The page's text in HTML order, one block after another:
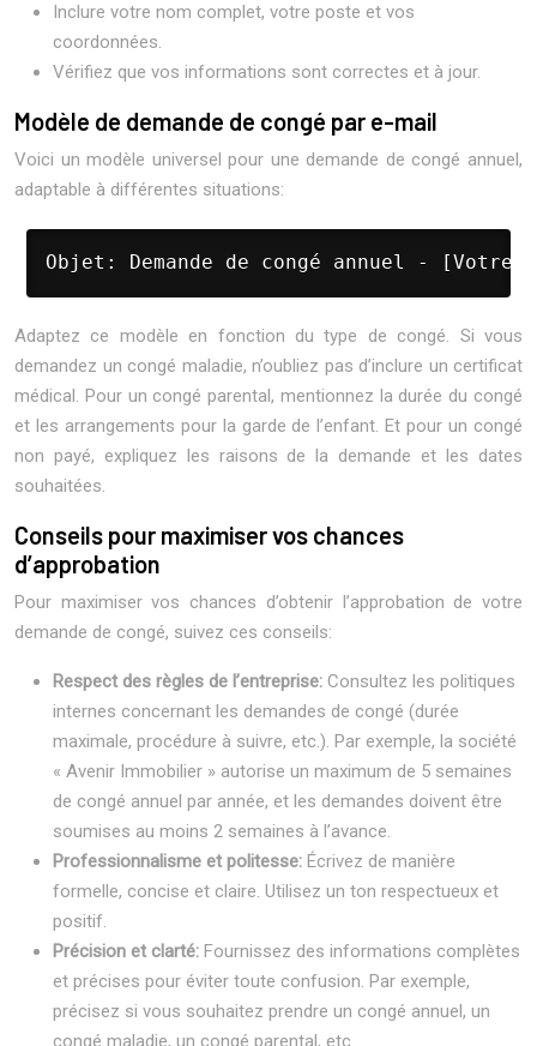
Inclure votre nom complet, votre poste et vos
coordonnées.
Vérifiez que vos informations sont correctes et à jour.
Modèle de demande de congé par e-mail
Voici un modèle universel pour une demande de congé annuel,
adaptable à différentes situations:
Objet: Demande de congé annuel -
Adaptez ce modèle en fonction du type de congé. Si vous
demandez un congé maladie, n’oubliez pas d’inclure un certificat
médical. Pour un congé parental, mentionnez la durée du congé
et les arrangements pour la garde de l’enfant. Et pour un congé
non payé, expliquez les raisons de la demande et les dates
souhaitées.
Conseils pour maximiser vos chances
d’approbation
Pour maximiser vos chances d’obtenir l’approbation de votre
demande de congé, suivez ces conseils:
Respect des règles de l’entreprise: Consultez les politiques
internes concernant les demandes de congé (durée
maximale, procédure à suivre, etc.). Par exemple, la société
« Avenir Immobilier » autorise un maximum de 5 semaines
de congé annuel par année, et les demandes doivent être
soumises au moins 2 semaines à l’avance.
Professionnalisme et politesse: Écrivez de manière
formelle, concise et claire. Utilisez un ton respectueux et
positif.
Précision et clarté: Fournissez des informations complètes
et précises pour éviter toute confusion. Par exemple,
précisez si vous souhaitez prendre un congé annuel, un
congé maladie, un congé parental, etc.